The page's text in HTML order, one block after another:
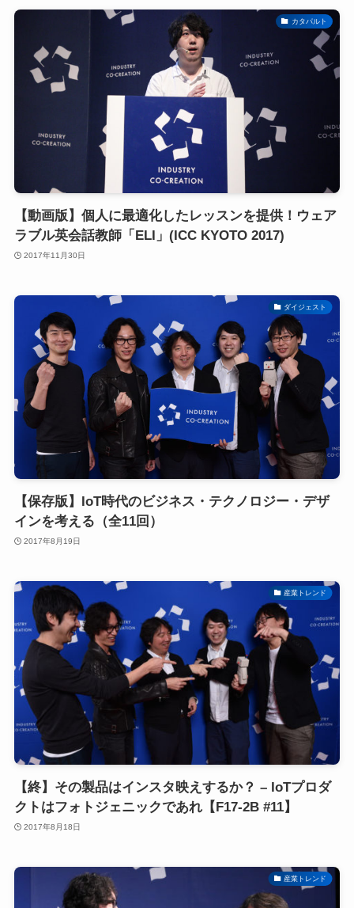
カタパルト
【動画版】個人に最適化したレッスンを提供！ウェア
ラブル英会話教師「ELI」(ICC KYOTO 2017)
2017年11月30日
ダイジェスト
【保存版】IoT時代のビジネス・テクノロジー・デザ
インを考える（全11回）
2017年8月19日
産業トレンド
【終】その製品はインスタ映えするか？ – IoTプロダ
クトはフォトジェニックであれ【F17-2B #11】
2017年8月18日
産業トレンド